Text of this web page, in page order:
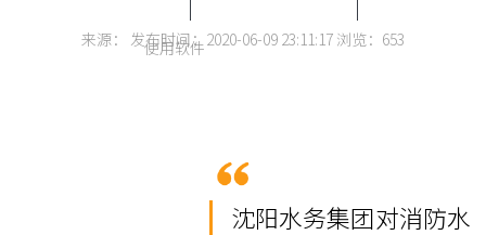
使用软件
来源： 发布时间：2020-06-09 23:11:17 浏览： 653
沈阳水务集团对消防水